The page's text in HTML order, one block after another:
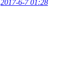
2017-6-7 01:28